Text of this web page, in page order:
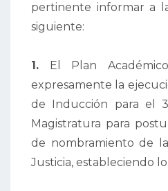
pertinente informar a
siguiente:
1. El Plan
expresamente la
de Inducción para el
Magistratura para
de nombramiento de
Justicia, estableciendo